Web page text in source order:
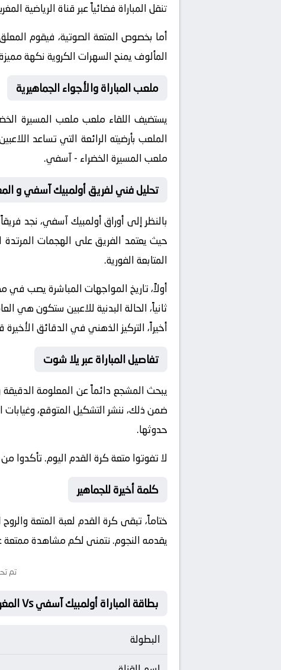
تنقل المباراة فضائياً عبر قناةالرياضية
أما بخصوص المتعة الصوتية، فيقوم
المألوف يمنح السهرات الكروية نكهة
ملعب المباراة والأجواء الجماهيرية
يستضيف اللقاء ملعب ملعب المسيرة
الملعب بأرضيته الرائعة التي تساعد
ملعب المسيرة الخضراء - آسفي.
تحليل فني لفريق أولمبيك آسفي و
بالنظر إلى أوراقأولمبيك آسفي، نجد
حيث يعتمد الفريق على الهجمات
المتابعة الفورية.
أولاً، تاريخ المواجهات المباشرة يصب في
ثانياً، الحالة البدنية للاعبين ستكون هي
أخيراً، التركيز الذهني في الدقائق
تفاصيل المباراة عبر يلا شوت
يبحث المشجع دائماً عن المعلومة
ضمن ذلك، ننشر التشكيل المتوقع، وغيابات
حدوثها.
لا تفوتوا متعة كرة القدم اليوم. تأكدوا
كلمة أخيرة للجماهير
ختاماً، تبقى كرة القدم لعبة المتعة
يقدمه النجوم. نتمنى لكم مشاهدة ممتعة
تم
بطاقة المباراة أولمبيك آسفي Vs المغرب الفاسي
البطولة